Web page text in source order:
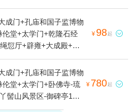
成门+孔庙和国子监博物
堂+太学门+乾隆石经
愆厅+辟雍+大成殿+北
¥ 98起 
成门+孔庙和国子监博物
堂+太学门+卧佛寺-琉
髻山风景区-御碑亭1日
¥ 780起 